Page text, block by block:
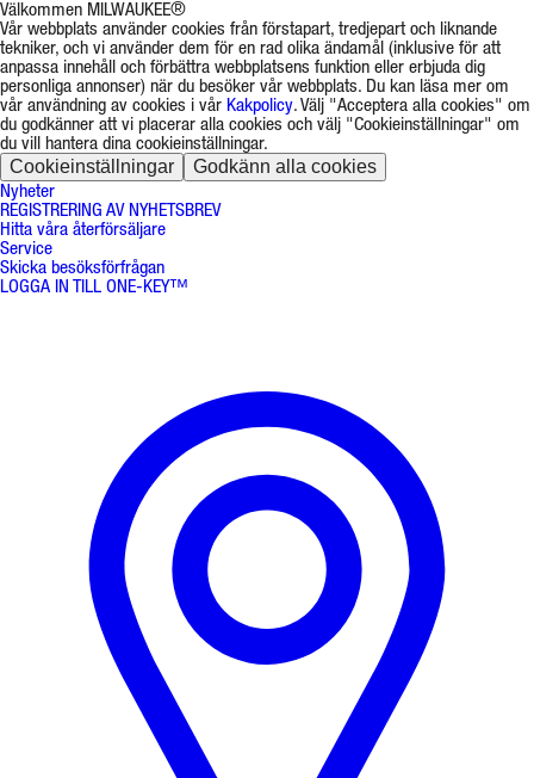
Välkommen MILWAUKEE®
Vår webbplats använder cookies från förstapart, tredjepart och liknande
tekniker, och vi använder dem för en rad olika ändamål (inklusive för att
anpassa innehåll och förbättra webbplatsens funktion eller erbjuda dig
personliga annonser) när du besöker vår webbplats. Du kan läsa mer om
vår användning av cookies i vår Kakpolicy. Välj "Acceptera alla cookies" om
du godkänner att vi placerar alla cookies och välj "Cookieinställningar" om
du vill hantera dina cookieinställningar.
Cookieinställningar Godkänn alla cookies
Nyheter
REGISTRERING AV NYHETSBREV
Hitta våra återförsäljare
Service
Skicka besöksförfrågan
LOGGA IN TILL ONE-KEY™